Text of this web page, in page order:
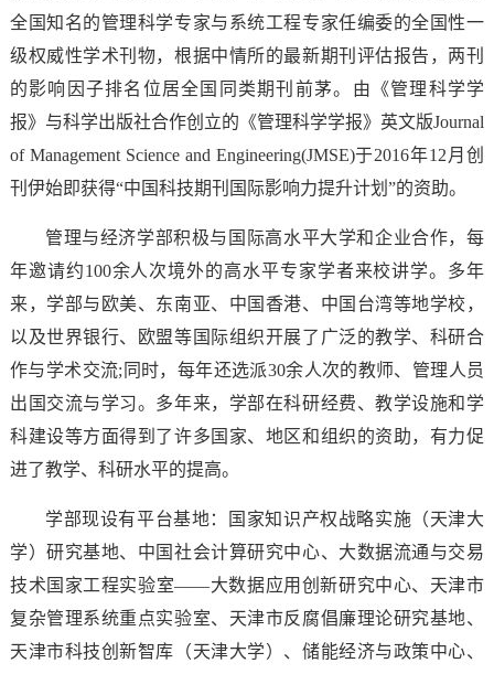
全国知名的管理科学专家与系统工程专家任编委的全国性一
级权威性学术刊物，根据中情所的最新期刊评估报告，两刊
的影响因子排名位居全国同类期刊前茅。由《管理科学学
报》与科学出版社合作创立的《管理科学学报》英文版Journal
of Management Science and Engineering(JMSE)于2016年12月创
刊伊始即获得“中国科技期刊国际影响力提升计划”的资助。
管理与经济学部积极与国际高水平大学和企业合作，每
年邀请约100余人次境外的高水平专家学者来校讲学。多年
来，学部与欧美、东南亚、中国香港、中国台湾等地学校，
以及世界银行、欧盟等国际组织开展了广泛的教学、科研合
作与学术交流;同时，每年还选派30余人次的教师、管理人员
出国交流与学习。多年来，学部在科研经费、教学设施和学
科建设等方面得到了许多国家、地区和组织的资助，有力促
进了教学、科研水平的提高。
学部现设有平台基地：国家知识产权战略实施（天津大
学）研究基地、中国社会计算研究中心、大数据流通与交易
技术国家工程实验室——大数据应用创新研究中心、天津市
复杂管理系统重点实验室、天津市反腐倡廉理论研究基地、
天津市科技创新智库（天津大学）、储能经济与政策中心、